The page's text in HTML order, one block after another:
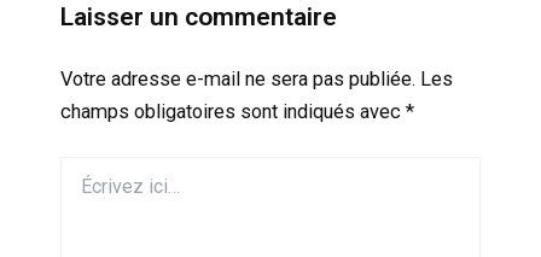
Laisser un commentaire
Votre adresse e-mail ne sera pas publiée. Les
champs obligatoires sont indiqués avec *
ici…